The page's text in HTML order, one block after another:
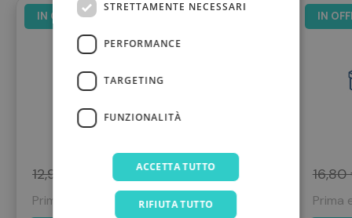
Fitodren
IN OFFERTA
12,90 € 9,90 €
Prima era 12,90 €
IN
Prima
STRETTAMENTE NECESSARI
PERFORMANCE
TARGETING
FUNZIONALITÀ
ACCETTA TUTTO
RIFIUTA TUTTO